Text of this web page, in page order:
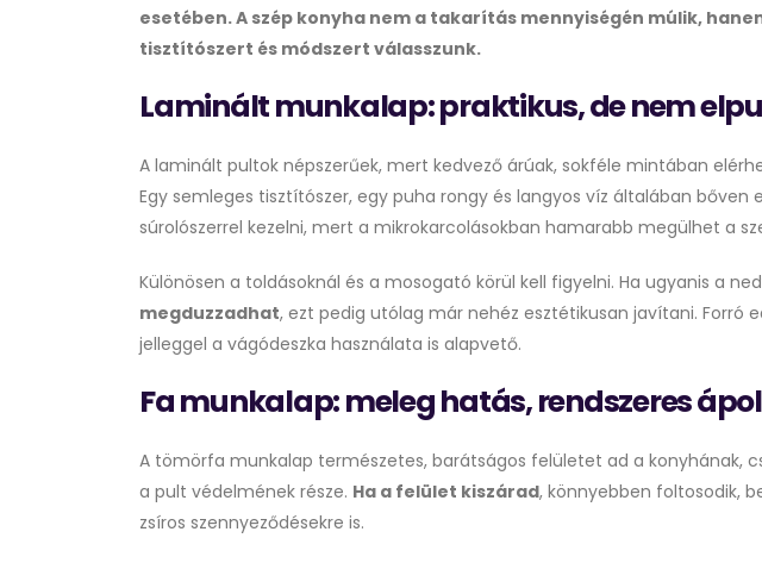
esetében. A szép konyha nem a takarítás mennyiségén múlik,
tisztítószert és módszert válasszunk.
Laminált munkalap: praktikus, de nem
A laminált pultok népszerűek, mert kedvező árúak, sokféle mintában
Egy semleges tisztítószer, egy puha rongy és langyos víz általában
súrolószerrel kezelni, mert a mikrokarcolásokban hamarabb megülhet a
Különösen a toldásoknál és a mosogató körül kell figyelni. Ha ugyanis a
megduzzadhat, ezt pedig utólag már nehéz esztétikusan javítani. Forró
jelleggel a vágódeszka használata is alapvető.
Fa munkalap: meleg hatás, rendszeres
A tömörfa munkalap természetes, barátságos felületet ad a konyhának,
a pult védelmének része. Ha a felület kiszárad, könnyebben foltosodik,
zsíros szennyeződésekre is.